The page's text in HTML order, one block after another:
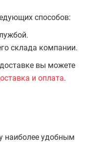
способов:
склада компании.
вы можете
и оплата.
наиболее удобным